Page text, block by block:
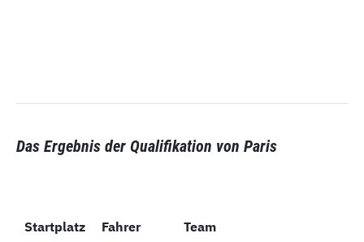
Das Ergebnis der Qualifikation von Paris
Startplatz Fahrer Team
Startplatz